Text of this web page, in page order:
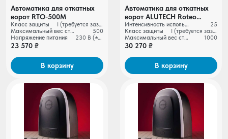
Автоматика для откатных
ворот RTO-500М
Класс защиты
I (требуется заземление)
Максимальный вес створки ворот, кг
500
Напряжение питания
230 В (±10%)
23 570 ₽
В корзину
Автоматика для откатных
ворот ALUTECH Roteo
RTO‑1000MKIT + рейка
ROA8 (5 шт.)
Интенсивность использования
25
Класс защиты
I (требуется заземление)
Максимальный вес створки ворот, кг
1000
30 270 ₽
В корзину